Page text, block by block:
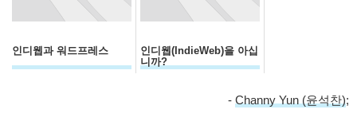
인디웹과 워드프레스
인디웹(IndieWeb)을 아십
니까?
- Channy Yun (윤석찬);